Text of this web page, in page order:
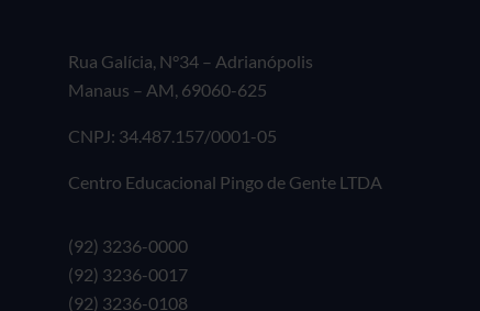
Rua Galícia, N°34 – Adrianópolis
Manaus – AM, 69060-625
CNPJ: 34.487.157/0001-05
Centro Educacional Pingo de Gente LTDA
(92) 3236-0000
(92) 3236-0017
(92) 3236-0108